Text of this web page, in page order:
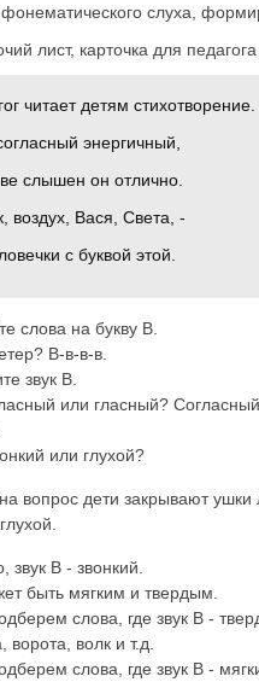
фонематического слуха,
лист, карточка для
читает детям стихотворение.
энергичный,
слышен он отлично.
воздух, Вася, Света, -
с буквой этой.
слова на букву В.
В-в-в-в.
звук В.
или гласный?
или глухой?
вопрос дети закрывают
звук В - звонкий.
быть мягким и твердым.
слова, где звук В -
ворота, волк и т.д.
слова, где звук В -